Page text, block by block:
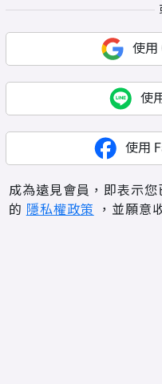
使用
使
使用
成為遠見會員，即表示
的 隱私權政策 ，並願意